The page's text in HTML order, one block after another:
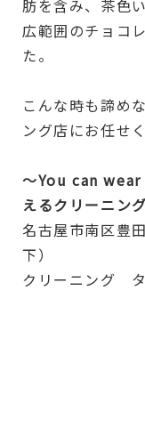
肪を含み、茶色
広範囲のチョコ
た。
こんな時も諦め
ング店にお任せ
～You can
えるクリーニン
名古屋市南区豊
下）
クリーニング